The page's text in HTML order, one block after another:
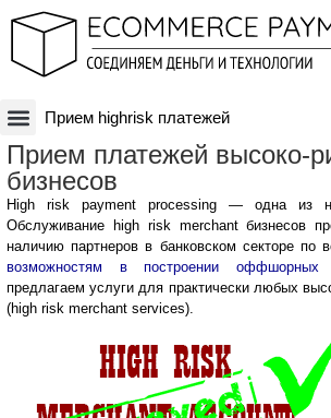
Прием highrisk платежей
Прием платежей высоко-
бизнесов
High risk payment processing — одна из
Обслуживание high risk merchant бизнесов
наличию партнеров в банковском секторе по
возможностям в построении оффшорных
предлагаем услуги для практически любых
(high risk merchant services).